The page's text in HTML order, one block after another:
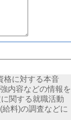
格に対する本音
内容などの情報を
関する就職活動
料)の調査などに